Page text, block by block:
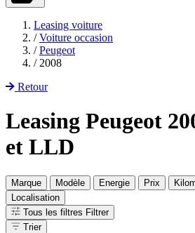
Leasing voiture
/ Voiture occasion
/ Peugeot
/ 2008
Retour
Leasing Peugeot
et LLD
Marque Modèle Energie Prix
Localisation
Tous les filtres Filtrer
Trier